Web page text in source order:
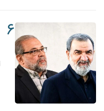
۶